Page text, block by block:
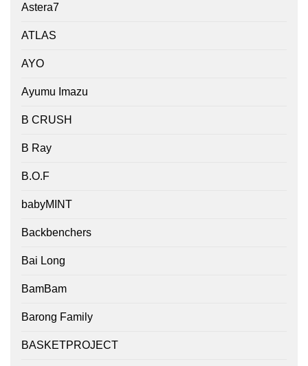
Astera7
ATLAS
AYO
Ayumu Imazu
B CRUSH
B Ray
B.O.F
babyMINT
Backbenchers
Bai Long
BamBam
Barong Family
BASKETPROJECT